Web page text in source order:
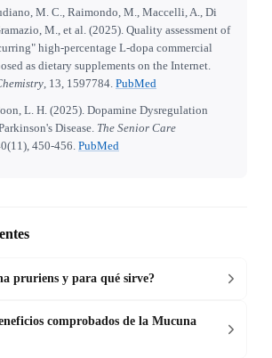
M. C., Raimondo, M., Maccelli, A., Di
M., et al. (2025). Quality assessment of
high-percentage L-dopa commercial
as dietary supplements on the Internet.
, 13, 1597784. PubMed
L. H. (2025). Dopamine Dysregulation
Disease. The Senior Care
450-456. PubMed
pruriens y para qué sirve?
comprobados de la Mucuna